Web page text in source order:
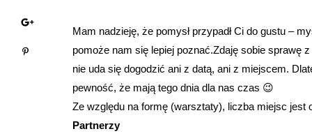
Mam nadzieję, że pomysł przypadł Ci do gustu –
pomoże nam się lepiej poznać.Zdaję sobie sprawę
nie uda się dogodzić ani z datą, ani z miejscem.
pewność, że mają tego dnia dla nas czas 😉
Ze względu na formę (warsztaty), liczba miejsc jest
Partnerzy